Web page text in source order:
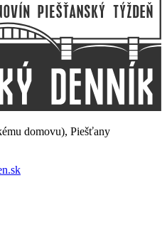
domovu), Piešťany